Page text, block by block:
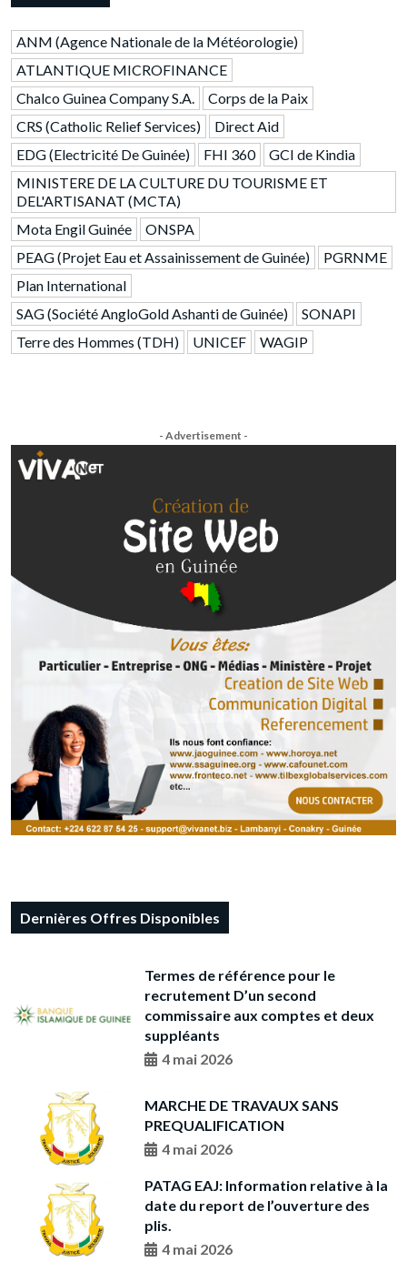
ANM (Agence Nationale de la Météorologie)
ATLANTIQUE MICROFINANCE
Chalco Guinea Company S.A.
Corps de la Paix
CRS (Catholic Relief Services)
Direct Aid
EDG (Electricité De Guinée)
FHI 360
GCI de Kindia
MINISTERE DE LA CULTURE DU TOURISME ET
DEL'ARTISANAT (MCTA)
Mota Engil Guinée
ONSPA
PEAG (Projet Eau et Assainissement de Guinée)
PGRNME
Plan International
SAG (Société AngloGold Ashanti de Guinée)
SONAPI
Terre des Hommes (TDH)
UNICEF WAGIP
- Advertisement -
Dernières Offres Disponibles
Termes de référence pour le
recrutement D’un second
commissaire aux comptes et deux
suppléants
4 mai 2026
MARCHE DE TRAVAUX SANS
PREQUALIFICATION
4 mai 2026
PATAG EAJ: Information relative à la
date du report de l’ouverture des
plis.
4 mai 2026